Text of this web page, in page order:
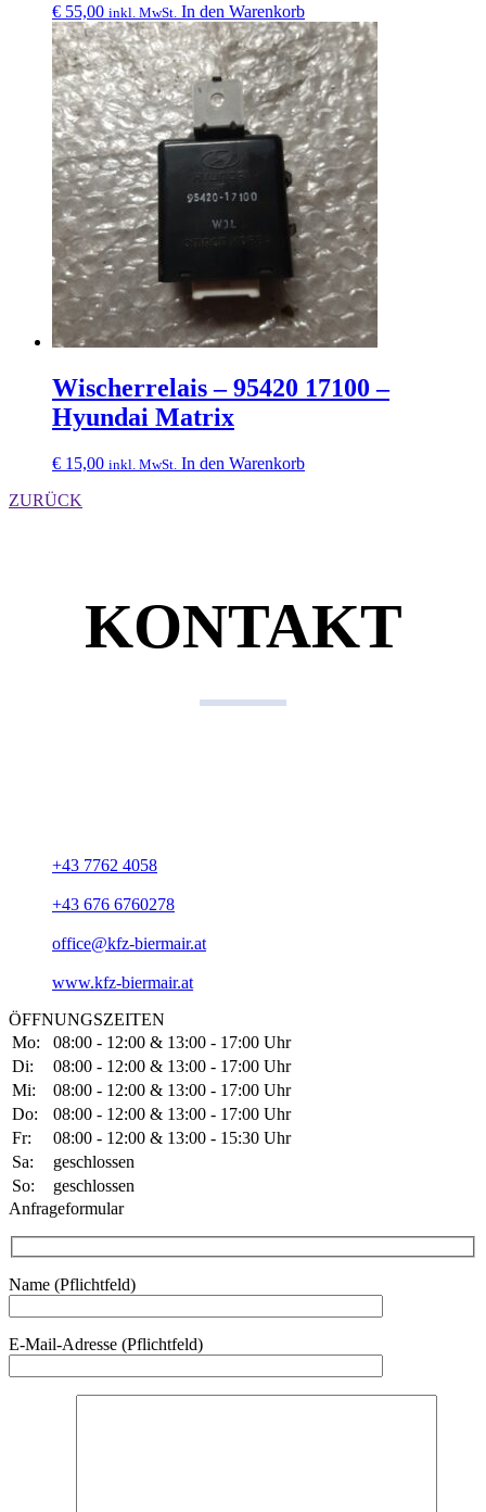
€ 55,00 inkl. MwSt. In den Warenkorb
Wischerrelais – 95420 17100 –
Hyundai Matrix
€ 15,00 inkl. MwSt. In den Warenkorb
ZURÜCK
KONTAKT
+43 7762 4058
+43 676 6760278
office@kfz-biermair.at
www.kfz-biermair.at
ÖFFNUNGSZEITEN
Mo:
08:00 - 12:00 & 13:00 - 17:00 Uhr
Di:
08:00 - 12:00 & 13:00 - 17:00 Uhr
Mi:
08:00 - 12:00 & 13:00 - 17:00 Uhr
Do:
08:00 - 12:00 & 13:00 - 17:00 Uhr
Fr:
08:00 - 12:00 & 13:00 - 15:30 Uhr
Sa:
geschlossen
So:
geschlossen
Anfrageformular
Name (Pflichtfeld)
Bitte lasse dieses Feld leer.
E-Mail-Adresse (Pflichtfeld)